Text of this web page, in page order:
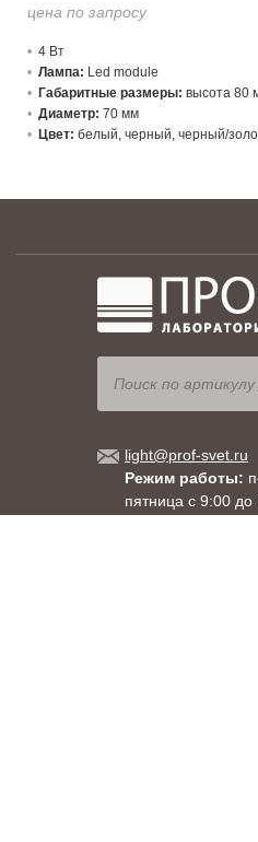
цена по запросу
4 Вт
Лампа: Led module
Габаритные размеры: высота 80
Диаметр: 70 мм
Цвет: белый, черный, черный/
light@prof-svet.ru
Режим работы:
пятница с 9:00 до